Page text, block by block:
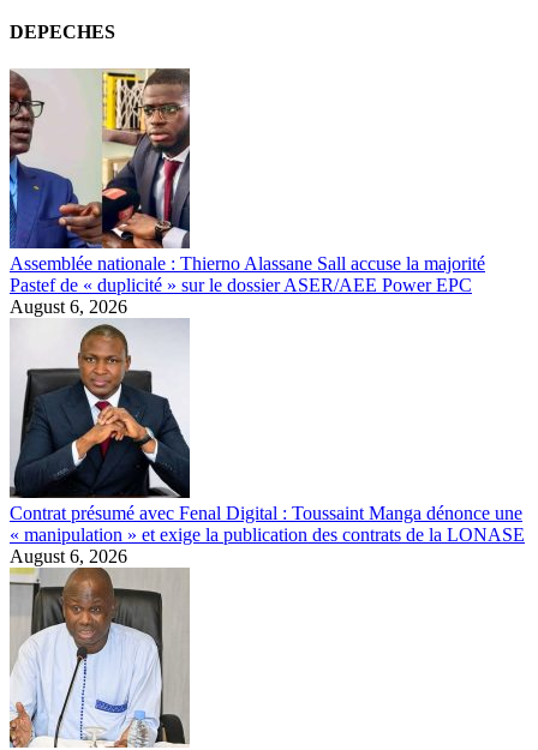
DEPECHES
Assemblée nationale : Thierno Alassane Sall accuse la majorité
Pastef de « duplicité » sur le dossier ASER/AEE Power EPC
August 6, 2026
Contrat présumé avec Fenal Digital : Toussaint Manga dénonce une
« manipulation » et exige la publication des contrats de la LONASE
August 6, 2026